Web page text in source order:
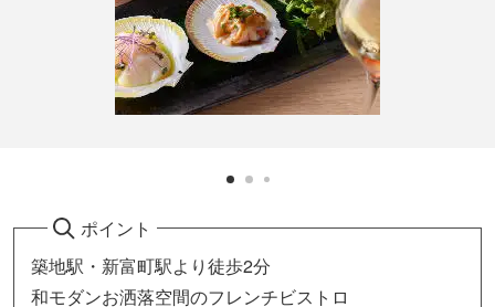
ポイント
築地駅・新富町駅より徒歩2分
和モダンお洒落空間のフレンチビストロ